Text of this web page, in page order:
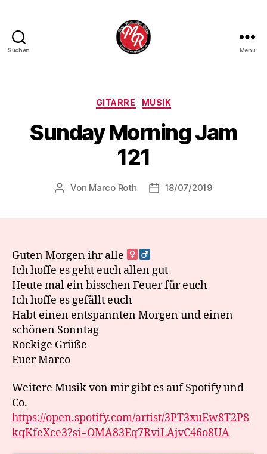
Suchen Menü
Kategorien
GITARRE MUSIK
Sunday Morning Jam
121
Beitragsautor
Von Marco Roth Veröffentlichungsdatum
18/07/2019
Guten Morgen ihr alle ‍
Ich hoffe es geht euch allen gut
Heute mal ein bisschen Feuer für euch
Ich hoffe es gefällt euch
Habt einen entspannten Morgen und einen
schönen Sonntag
Rockige Grüße
Euer Marco
Weitere Musik von mir gibt es auf Spotify und
Co.
https://open.spotify.com/artist/3PT3xuEw8T2P8
kqKfeXce3?si=OMA83Eq7RviLAjvC46o8UA